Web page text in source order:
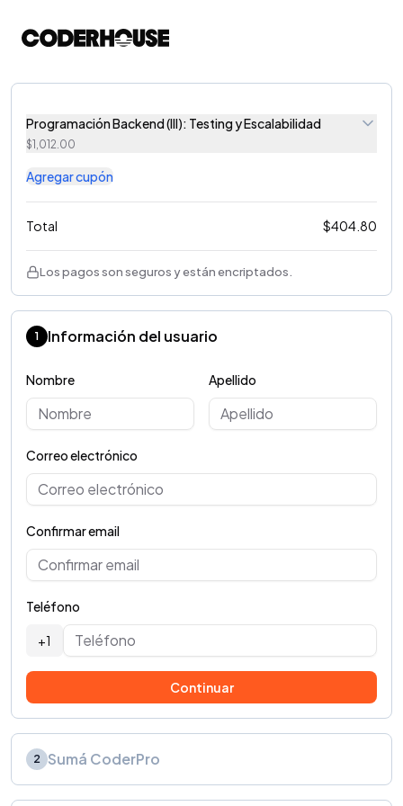
1 Información del usuario
Nombre Apellido
Correo electrónico
Confirmar email
Teléfono
+1
Continuar
2 Sumá CoderPro
Programación Backend (III): Testing y Escalabilidad
$1,012.00
Agregar cupón
Total $404.80
Los pagos son seguros y están encriptados.